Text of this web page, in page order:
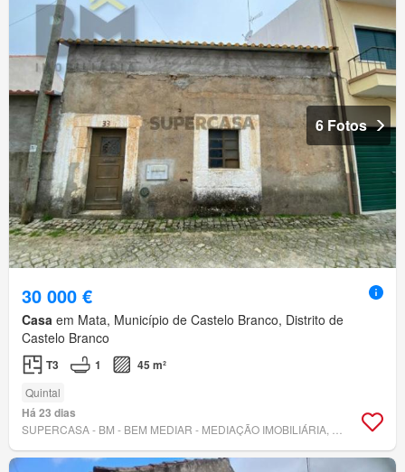
6 Fotos
30 000 €
Casa em Mata, Município de Castelo Branco, Distrito de
Castelo Branco
T3 1 45 m²
Quintal
Há 23 dias